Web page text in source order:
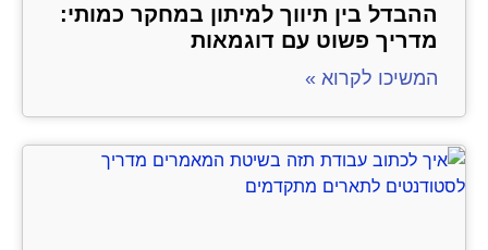
ההבדל בין תיווך למיתון במחקר כמותי:
מדריך פשוט עם דוגמאות
המשיכו לקרוא »